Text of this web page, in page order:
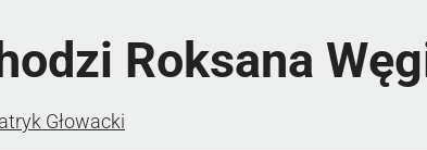
Roksana
Głowacki